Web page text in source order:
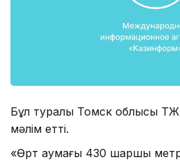
Бұл туралы Томск облысы
мәлім етті.
«Өрт аумағы 430 шаршы